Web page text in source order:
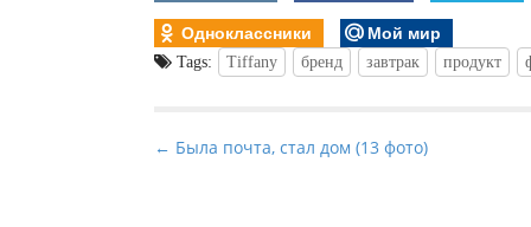
Одноклассники
Мой мир
Tags: Tiffany бренд завтрак продукт
P
← Была почта, стал дом (13 фото)